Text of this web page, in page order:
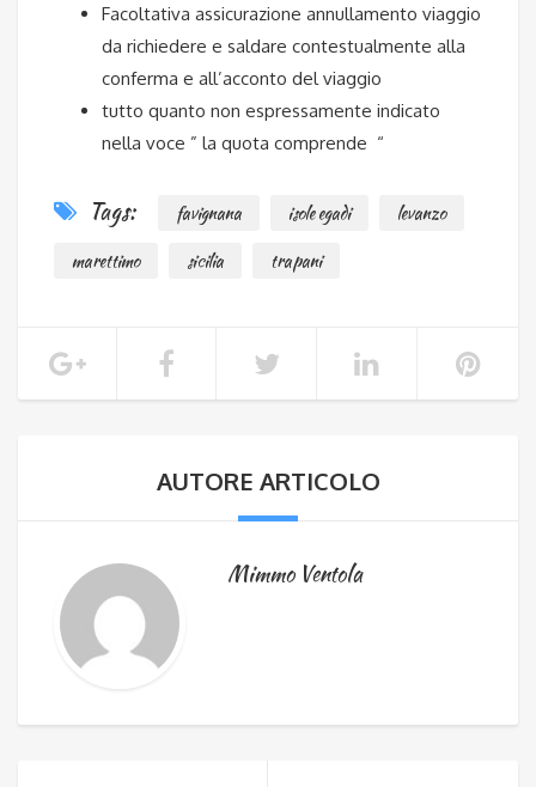
Facoltativa assicurazione annullamento viaggio
da richiedere e saldare contestualmente alla
conferma e all’acconto del viaggio
tutto quanto non espressamente indicato
nella voce ” la quota comprende “
Tags: favignana isole egadi
levanzo
marettimo
sicilia trapani
AUTORE ARTICOLO
Mimmo Ventola